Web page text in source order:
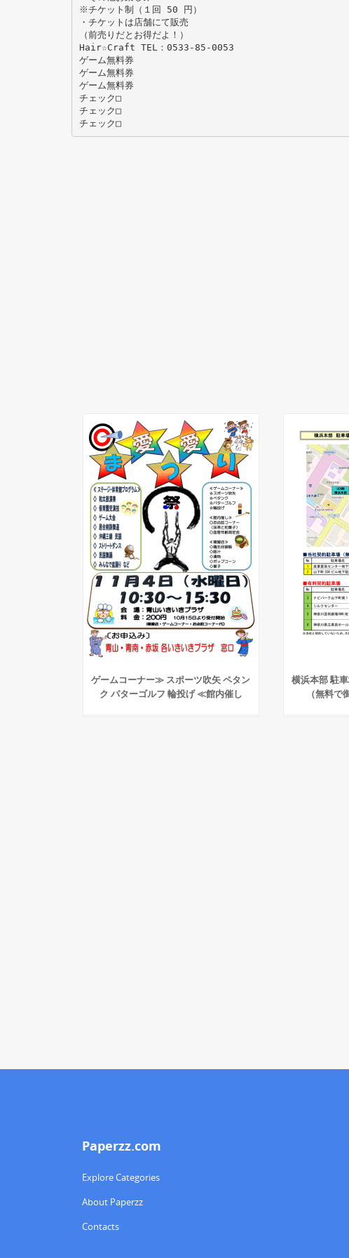
※チケット制（１回 50 円）
・チケットは店舗にて販売
（前売りだとお得だよ！）
Hair☆Craft TEL：0533-85-0053
ゲーム無料券
ゲーム無料券
ゲーム無料券
チェック□
チェック□
チェック□
ゲームコーナー≫ スポーツ吹矢 ペタン
ク パターゴルフ 輪投げ ≪館内催し
横浜本部 駐
（無料
Paperzz.com
Explore Categories
About Paperzz
Contacts